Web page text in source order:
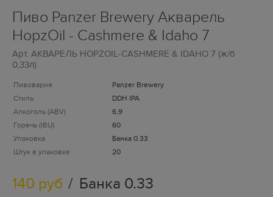
Пиво Panzer Brewery Акварель
HopzOil - Cashmere & Idaho 7
Арт. АКВАРЕЛЬ HOPZOIL-CASHMERE & IDAHO 7 (ж/б
0,33л)
Пивоварня
Panzer Brewery
Стиль
DDH IPA
Алкоголь (ABV)
6,9
Горечь (IBU)
60
Упаковка
Банка 0.33
Штук в упаковке
20
140 руб Банка 0.33